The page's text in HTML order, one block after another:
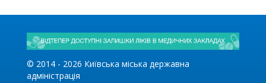
© 2014 - 2026 Київська міська державна
адміністрація